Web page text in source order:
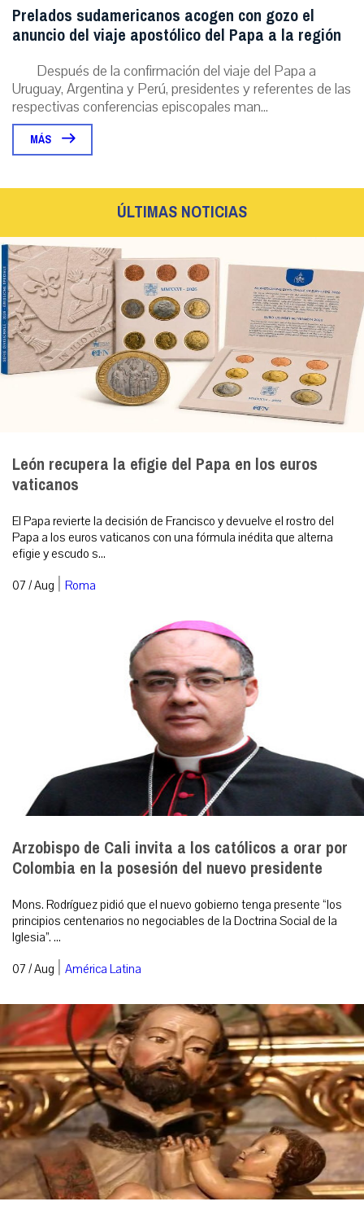
Prelados sudamericanos acogen con gozo el
anuncio del viaje apostólico del Papa a la región
Después de la confirmación del viaje del Papa a
Uruguay, Argentina y Perú, presidentes y referentes de las
respectivas conferencias episcopales man...
MÁS
ÚLTIMAS NOTICIAS
León recupera la efigie del Papa en los euros
vaticanos
El Papa revierte la decisión de Francisco y devuelve el rostro del
Papa a los euros vaticanos con una fórmula inédita que alterna
efigie y escudo s...
07 / Aug | Roma
Arzobispo de Cali invita a los católicos a orar por
Colombia en la posesión del nuevo presidente
Mons. Rodríguez pidió que el nuevo gobierno tenga presente “los
principios centenarios no negociables de la Doctrina Social de la
Iglesia”. ...
07 / Aug | América Latina